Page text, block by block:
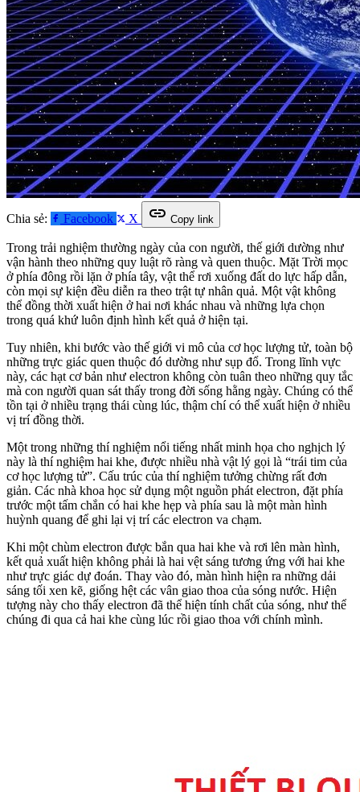
Chia sẻ: Facebook X link Copy link
Trong trải nghiệm thường ngày của con người, thế giới dường như
vận hành theo những quy luật rõ ràng và quen thuộc. Mặt Trời mọc
ở phía đông rồi lặn ở phía tây, vật thể rơi xuống đất do lực hấp dẫn,
còn mọi sự kiện đều diễn ra theo trật tự nhân quả. Một vật không
thể đồng thời xuất hiện ở hai nơi khác nhau và những lựa chọn
trong quá khứ luôn định hình kết quả ở hiện tại.
Tuy nhiên, khi bước vào thế giới vi mô của cơ học lượng tử, toàn bộ
những trực giác quen thuộc đó dường như sụp đổ. Trong lĩnh vực
này, các hạt cơ bản như electron không còn tuân theo những quy tắc
mà con người quan sát thấy trong đời sống hằng ngày. Chúng có thể
tồn tại ở nhiều trạng thái cùng lúc, thậm chí có thể xuất hiện ở nhiều
vị trí đồng thời.
Một trong những thí nghiệm nổi tiếng nhất minh họa cho nghịch lý
này là thí nghiệm hai khe, được nhiều nhà vật lý gọi là “trái tim của
cơ học lượng tử”. Cấu trúc của thí nghiệm tưởng chừng rất đơn
giản. Các nhà khoa học sử dụng một nguồn phát electron, đặt phía
trước một tấm chắn có hai khe hẹp và phía sau là một màn hình
huỳnh quang để ghi lại vị trí các electron va chạm.
Khi một chùm electron được bắn qua hai khe và rơi lên màn hình,
kết quả xuất hiện không phải là hai vệt sáng tương ứng với hai khe
như trực giác dự đoán. Thay vào đó, màn hình hiện ra những dải
sáng tối xen kẽ, giống hệt các vân giao thoa của sóng nước. Hiện
tượng này cho thấy electron đã thể hiện tính chất của sóng, như thể
chúng đi qua cả hai khe cùng lúc rồi giao thoa với chính mình.